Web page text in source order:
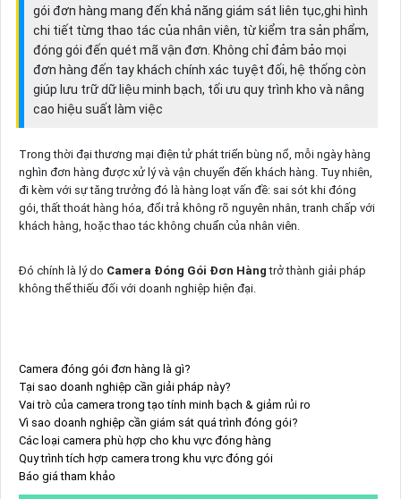
gói đơn hàng mang đến khả năng giám sát liên tục,ghi hình
chi tiết từng thao tác của nhân viên, từ kiểm tra sản phẩm,
đóng gói đến quét mã vận đơn. Không chỉ đảm bảo mọi
đơn hàng đến tay khách chính xác tuyệt đối, hệ thống còn
giúp lưu trữ dữ liệu minh bạch, tối ưu quy trình kho và nâng
cao hiệu suất làm việc
Trong thời đại thương mại điện tử phát triển bùng nổ, mỗi ngày hàng
nghìn đơn hàng được xử lý và vận chuyển đến khách hàng. Tuy nhiên,
đi kèm với sự tăng trưởng đó là hàng loạt vấn đề: sai sót khi đóng
gói, thất thoát hàng hóa, đổi trả không rõ nguyên nhân, tranh chấp với
khách hàng, hoặc thao tác không chuẩn của nhân viên.
Đó chính là lý do Camera Đóng Gói Đơn Hàng trở thành giải pháp
không thể thiếu đối với doanh nghiệp hiện đại.
Camera đóng gói đơn hàng là gì?
Tại sao doanh nghiệp cần giải pháp này?
Vai trò của camera trong tạo tính minh bạch & giảm rủi ro
Vì sao doanh nghiệp cần giám sát quá trình đóng gói?
Các loại camera phù hợp cho khu vực đóng hàng
Quy trình tích hợp camera trong khu vực đóng gói
Báo giá tham khảo